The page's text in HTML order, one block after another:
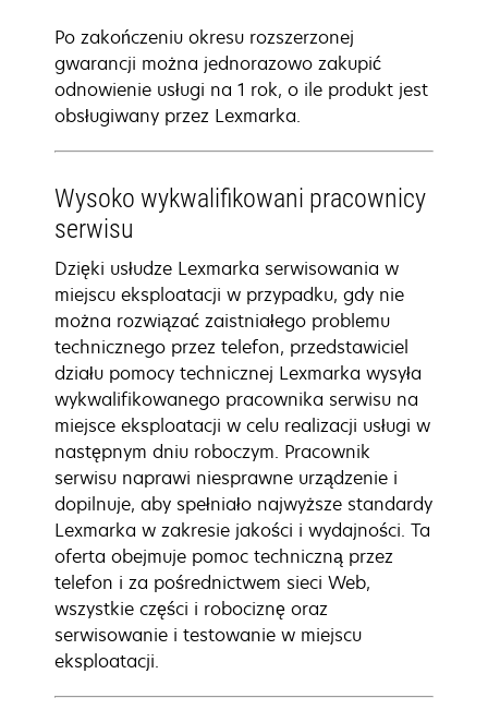
Po zakończeniu okresu rozszerzonej
gwarancji można jednorazowo zakupić
odnowienie usługi na 1 rok, o ile produkt jest
obsługiwany przez Lexmarka.
Wysoko wykwalifikowani pracownicy
serwisu
Dzięki usłudze Lexmarka serwisowania w
miejscu eksploatacji w przypadku, gdy nie
można rozwiązać zaistniałego problemu
technicznego przez telefon, przedstawiciel
działu pomocy technicznej Lexmarka wysyła
wykwalifikowanego pracownika serwisu na
miejsce eksploatacji w celu realizacji usługi w
następnym dniu roboczym. Pracownik
serwisu naprawi niesprawne urządzenie i
dopilnuje, aby spełniało najwyższe standardy
Lexmarka w zakresie jakości i wydajności. Ta
oferta obejmuje pomoc techniczną przez
telefon i za pośrednictwem sieci Web,
wszystkie części i robociznę oraz
serwisowanie i testowanie w miejscu
eksploatacji.